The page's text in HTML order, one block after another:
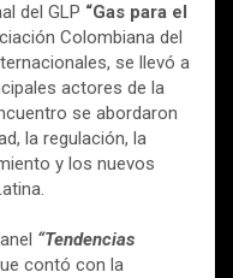
del GLP “Gas para el
Colombiana del
se llevó a
actores de la
se abordaron
la regulación, la
y los nuevos
“Tendencias
contó con la